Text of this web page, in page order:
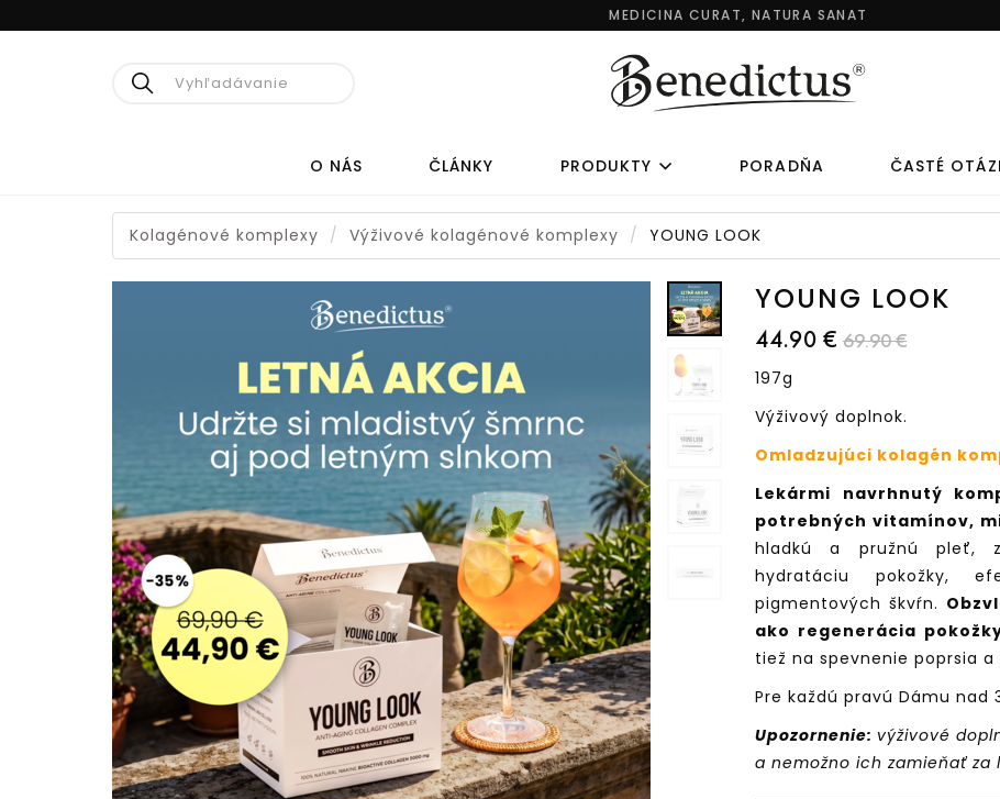
MEDICINA CURAT, NATURA SANAT
Hľadať
O NÁS ČLÁNKY PRODUKTY
PRÍRODNÁ
MEDICÍNA
ELIXÍR ŽIVOTA
PRE DOSPELÝCH
NA POSILNENIE IMUNITY
PROTI KAŠĽU
NA NÁDCHU A VIRÓZY
NA ALERGIU
NA DETOXIKÁCIU PEČENE
NA MYKÓZY A KVASINKY
PROTI CORONA VÍRUSOM
PROTI STRESU
NA TRÁVENIE
MOČOVÉ CESTY
NA CHUDNUTIE
KOLAGÉNOVÉ
KOMPLEXY
KOLAGÉNOVÉ KOMPLEXY
KOLAGÉN NA KOSTI A KĹBY
KOLAGÉN PRE ŠPORTOVCOV
KOLAGÉN PRE ŽENY
AKCIOVÉ SETY
DETSKÁ LEKÁRNIČKA
DOMÁCA LEKÁRNIČKA
CESTOVNÁ LEKÁRNIČKA
PORADŇA ČASTÉ
Kolagénové komplexy Výživové kolagénové komplexy YOUNG LOOK
YOUNG LOOK
44.90 € 69.90 €
197g
Výživový doplnok.
Omladzujúci kolagén
Lekármi navrhnutý
potrebných vitamínov,
hladkú a pružnú pleť,
hydratáciu pokožky,
pigmentových škvŕn.
ako regenerácia
tiež na spevnenie poprsia
Pre každú pravú Dámu nad
Upozornenie: výživové
a nemožno ich zamieňať za